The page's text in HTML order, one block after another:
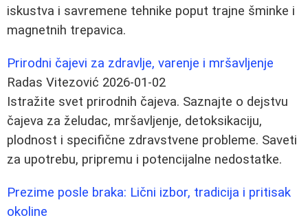
iskustva i savremene tehnike poput trajne šminke i
magnetnih trepavica.
Prirodni čajevi za zdravlje, varenje i mršavljenje
Radas Vitezović 2026-01-02
Istražite svet prirodnih čajeva. Saznajte o dejstvu
čajeva za želudac, mršavljenje, detoksikaciju,
plodnost i specifične zdravstvene probleme. Saveti
za upotrebu, pripremu i potencijalne nedostatke.
Prezime posle braka: Lični izbor, tradicija i pritisak
okoline